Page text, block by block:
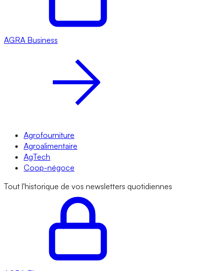
AGRA Business
Agrofourniture
Agroalimentaire
AgTech
Coop-négoce
Tout l'historique de vos newsletters quotidiennes